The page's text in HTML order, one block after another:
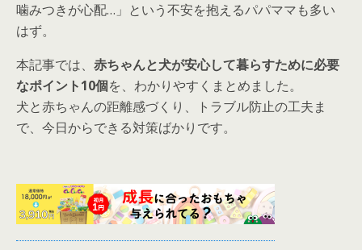
噛みつきが心配…」という不安を抱えるパパママも多い
はず。
本記事では、 赤ちゃんと犬が安心して暮らすために必要
なポイント10個を、わかりやすくまとめました。
犬と赤ちゃんの距離感づくり、トラブル防止の工夫ま
で、今日からできる対策ばかりです。